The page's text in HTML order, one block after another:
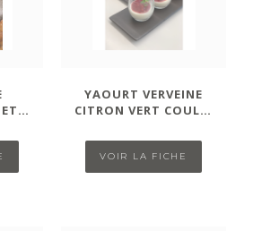
YAOURT VERVEINE
CITRON VERT COULIS
VOIR LA FICHE